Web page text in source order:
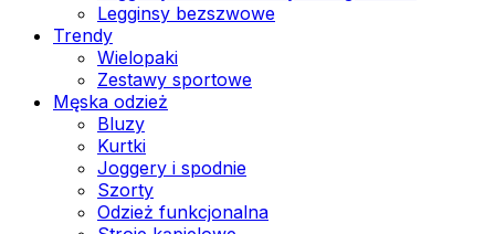
Legginsy bezszwowe
Trendy
Wielopaki
Zestawy sportowe
Męska odzież
Bluzy
Kurtki
Joggery i spodnie
Szorty
Odzież funkcjonalna